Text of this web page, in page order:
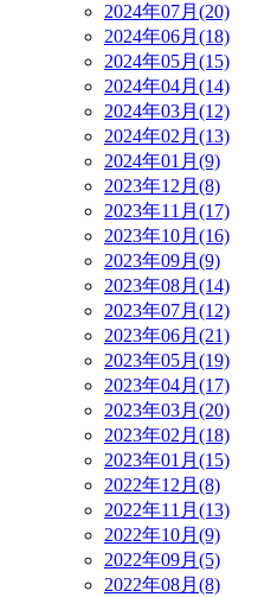
2024年07月(20)
2024年06月(18)
2024年05月(15)
2024年04月(14)
2024年03月(12)
2024年02月(13)
2024年01月(9)
2023年12月(8)
2023年11月(17)
2023年10月(16)
2023年09月(9)
2023年08月(14)
2023年07月(12)
2023年06月(21)
2023年05月(19)
2023年04月(17)
2023年03月(20)
2023年02月(18)
2023年01月(15)
2022年12月(8)
2022年11月(13)
2022年10月(9)
2022年09月(5)
2022年08月(8)